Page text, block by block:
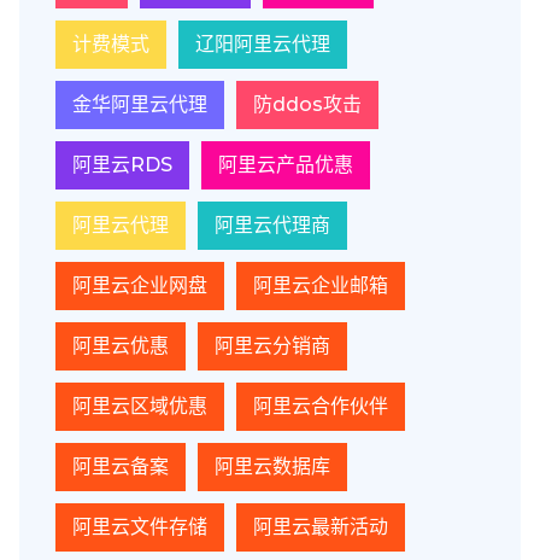
计费模式 辽阳阿里云代理
金华阿里云代理 防ddos攻击
阿里云RDS 阿里云产品优惠
阿里云代理 阿里云代理商
阿里云企业网盘 阿里云企业邮箱
阿里云优惠 阿里云分销商
阿里云区域优惠 阿里云合作伙伴
阿里云备案 阿里云数据库
阿里云文件存储 阿里云最新活动